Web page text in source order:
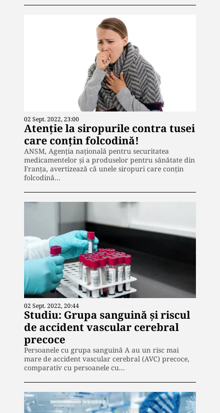
02 Sept. 2022, 23:00
Atenție la siropurile contra tusei
care conțin folcodină!
ANSM, Agenția națională pentru securitatea
medicamentelor și a produselor pentru sănătate din
Franța, avertizează că unele siropuri care conțin
folcodină…
02 Sept. 2022, 20:44
Studiu: Grupa sanguină și riscul
de accident vascular cerebral
precoce
Persoanele cu grupa sanguină A au un risc mai
mare de accident vascular cerebral (AVC) precoce,
comparativ cu persoanele cu…